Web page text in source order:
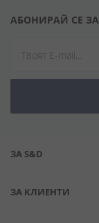
АБОНИРАЙ СЕ
ЗА S&D
ЗА КЛИЕНТИ